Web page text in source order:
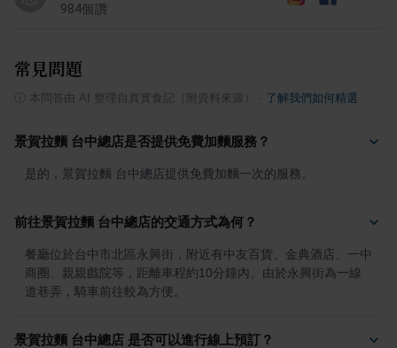
984個讚
常見問題
本問答由 AI 整理自真實食記（附資料來源） 了解我們如何精選
景賀拉麵 台中總店是否提供免費加麵服務？
是的，景賀拉麵 台中總店提供免費加麵一次的服務。
前往景賀拉麵 台中總店的交通方式為何？
餐廳位於台中市北區永興街，附近有中友百貨、金典酒店、一中
商圈、親親戲院等，距離車程約10分鐘內。由於永興街為一線
道巷弄，騎車前往較為方便。
景賀拉麵 台中總店 是否可以進行線上預訂？